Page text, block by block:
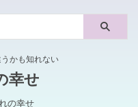
かも知れない
幸せ
の幸せ